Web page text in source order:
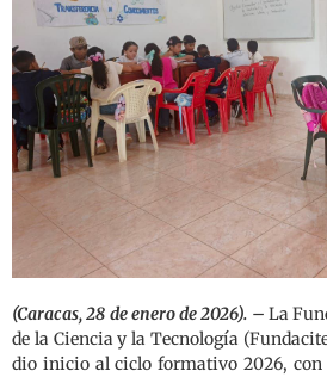
(Caracas, 28 de enero de 2026). – La
de la Ciencia y la Tecnología
dio inicio al ciclo formativo 2026,